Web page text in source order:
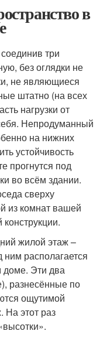
в
три
без оглядки не
не являющиеся
штатно (на всех
нагрузки от
Непродуманный
на нижних
устойчивость
прогнутся под
во всём здании.
сверху
из комнат вашей
жилой этаж –
располагается
доме. Эти два
разнесённые по
ощутимой
На этот раз